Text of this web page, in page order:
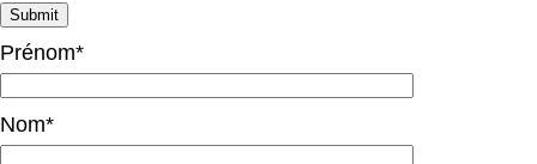
Prénom*
Nom*